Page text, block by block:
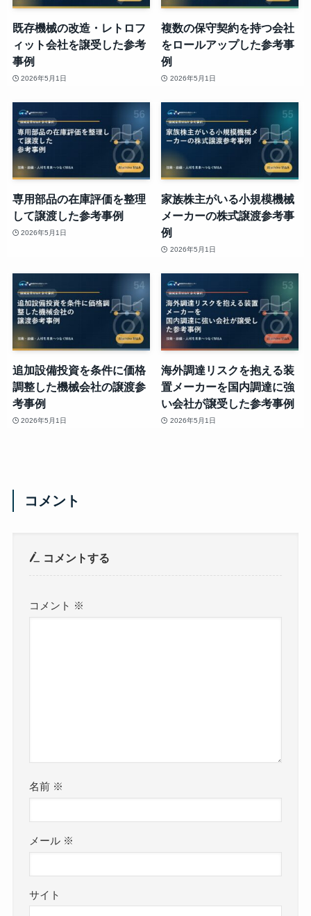
既存機械の改造・レトロフ
ィット会社を譲受した参考
事例
2026年5月1日
複数の保守契約を持つ会社
をロールアップした参考事
例
2026年5月1日
専用部品の在庫評価を整理
して譲渡した参考事例
2026年5月1日
家族株主がいる小規模機械
メーカーの株式譲渡参考事
例
2026年5月1日
追加設備投資を条件に価格
調整した機械会社の譲渡参
考事例
2026年5月1日
海外調達リスクを抱える装
置メーカーを国内調達に強
い会社が譲受した参考事例
2026年5月1日
コメント
コメントする
コメント ※
名前 ※
メール ※
サイト